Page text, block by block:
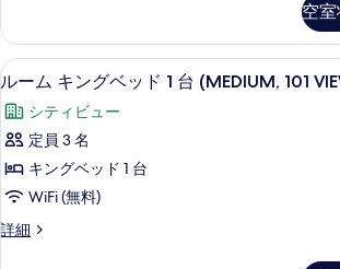
の
写
真
を
表
示
す
る
ッ
ド
1
台
(MEDIUM)
の
す
べ
ン
グ
ベ
ド
(MEDIUM)
の
細
空
ル
ー
ム
キ
ン
ベ
7
ルーム キングベッド 1 台 (MEDIUM, 101
シティビュー
定員 3 名
キングベッド 1 台
WiFi (無料)
詳細
ル